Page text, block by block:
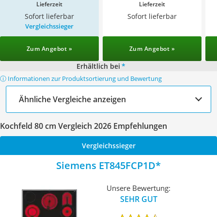
Lieferzeit
Sofort lieferbar
Lieferzeit
Sofort lieferbar
Vergleichssieger
Zum Angebot » Zum Angebot »
Erhältlich bei *
ⓘ Informationen zur Produktsortierung und Bewertung
Ähnliche Vergleiche anzeigen
Kochfeld 80 cm Vergleich 2026 Empfehlungen
Vergleichssieger
Siemens ET845FCP1D
Unsere Bewertung:
SEHR GUT